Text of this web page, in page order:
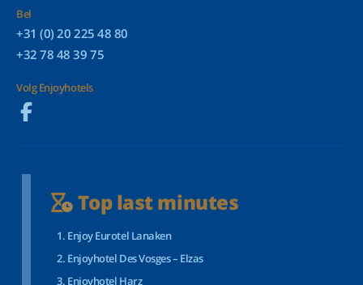
Bel
+31 (0) 20 225 48 80
+32 78 48 39 75
Volg Enjoyhotels
Top last minutes
Enjoy Eurotel Lanaken
Enjoyhotel Des Vosges – Elzas
Enjoyhotel Harz